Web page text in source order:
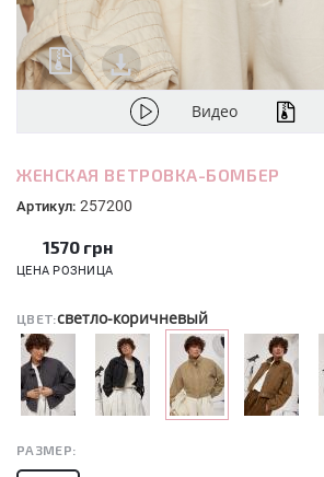
Видео
ЖЕНСКАЯ ВЕТРОВКА-БОМБЕР
Артикул: 257200
1570 грн
ЦЕНА РОЗНИЦА
ЦВЕТ:светло-коричневый
РАЗМЕР: